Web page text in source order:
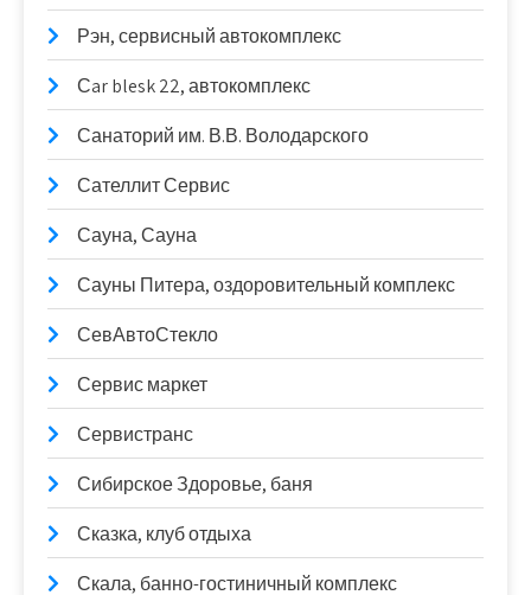
Рэн, сервисный автокомплекс
Сar blesk 22, автокомплекс
Санаторий им. В.В. Володарского
Сателлит Сервис
Сауна, Сауна
Сауны Питера, оздоровительный комплекс
СевАвтоСтекло
Сервис маркет
Сервистранс
Сибирское Здоровье, баня
Сказка, клуб отдыха
Скала, банно-гостиничный комплекс